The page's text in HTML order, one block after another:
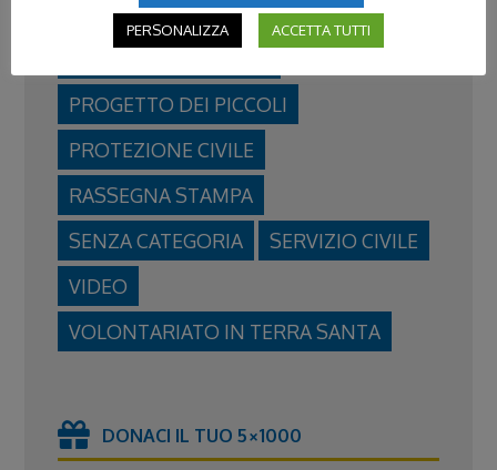
NEWS DAL TERRITORIO
PROGETTO DEI PICCOLI
PROTEZIONE CIVILE
RASSEGNA STAMPA
SENZA CATEGORIA
SERVIZIO CIVILE
VIDEO
VOLONTARIATO IN TERRA SANTA
DONACI IL TUO 5×1000
PERSONALIZZA ACCETTA TUTTI